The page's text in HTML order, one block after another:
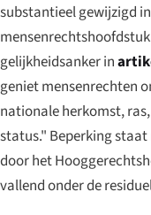
substantieel gewijzigd
gelijkheidsanker in
geniet mensenrechten
nationale herkomst,
status." Beperking
door het
vallend onder de